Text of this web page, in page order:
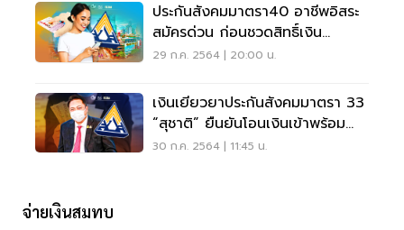
ประกันสังคมมาตรา40 อาชีพอิสระ
สมัครด่วน ก่อนชวดสิทธิ์เงิน
เยียวยา
29 ก.ค. 2564 | 20:00 น.
เงินเยียวยาประกันสังคมมาตรา 33
“สุชาติ” ยืนยันโอนเงินเข้าพร้อม
เพย์ 4 ส.ค.
30 ก.ค. 2564 | 11:45 น.
จ่ายเงินสมทบ